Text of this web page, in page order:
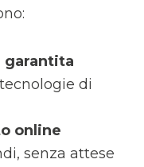
garantita
di
online
senza attese